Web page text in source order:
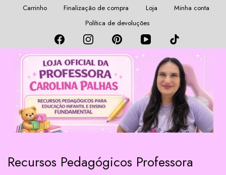
Carrinho Finalização de compra Loja
Minha conta
Política de devoluções
Recursos Pedagógicos Professora